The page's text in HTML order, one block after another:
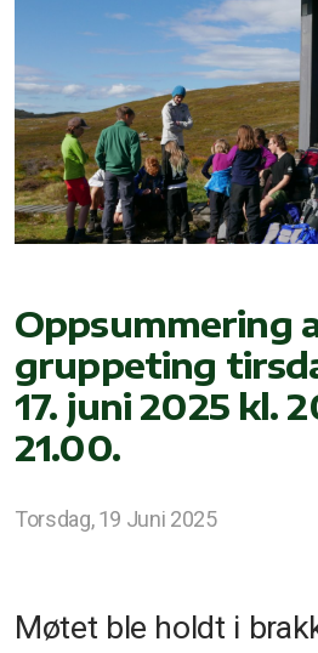
Oppsummering
gruppeting
17. juni 2025 kl.
21.00.
Torsdag, 19 Juni 2025
Møtet ble holdt i
Styret
Bli med